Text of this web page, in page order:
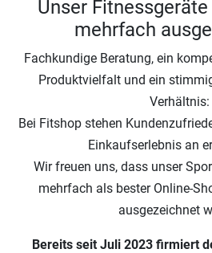
Unser
mehrfach
Fachkundige Beratung, ein
Produktvielfalt und ein
Verhältnis:
Bei Fitshop stehen
Einkaufserlebnis an
Wir freuen uns, dass unser
mehrfach als bester Online-
ausgezeichnet
Bereits seit Juli 2023 firmiert